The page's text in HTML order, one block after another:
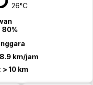
26°C
80%
8.9 km/jam
> 10 km